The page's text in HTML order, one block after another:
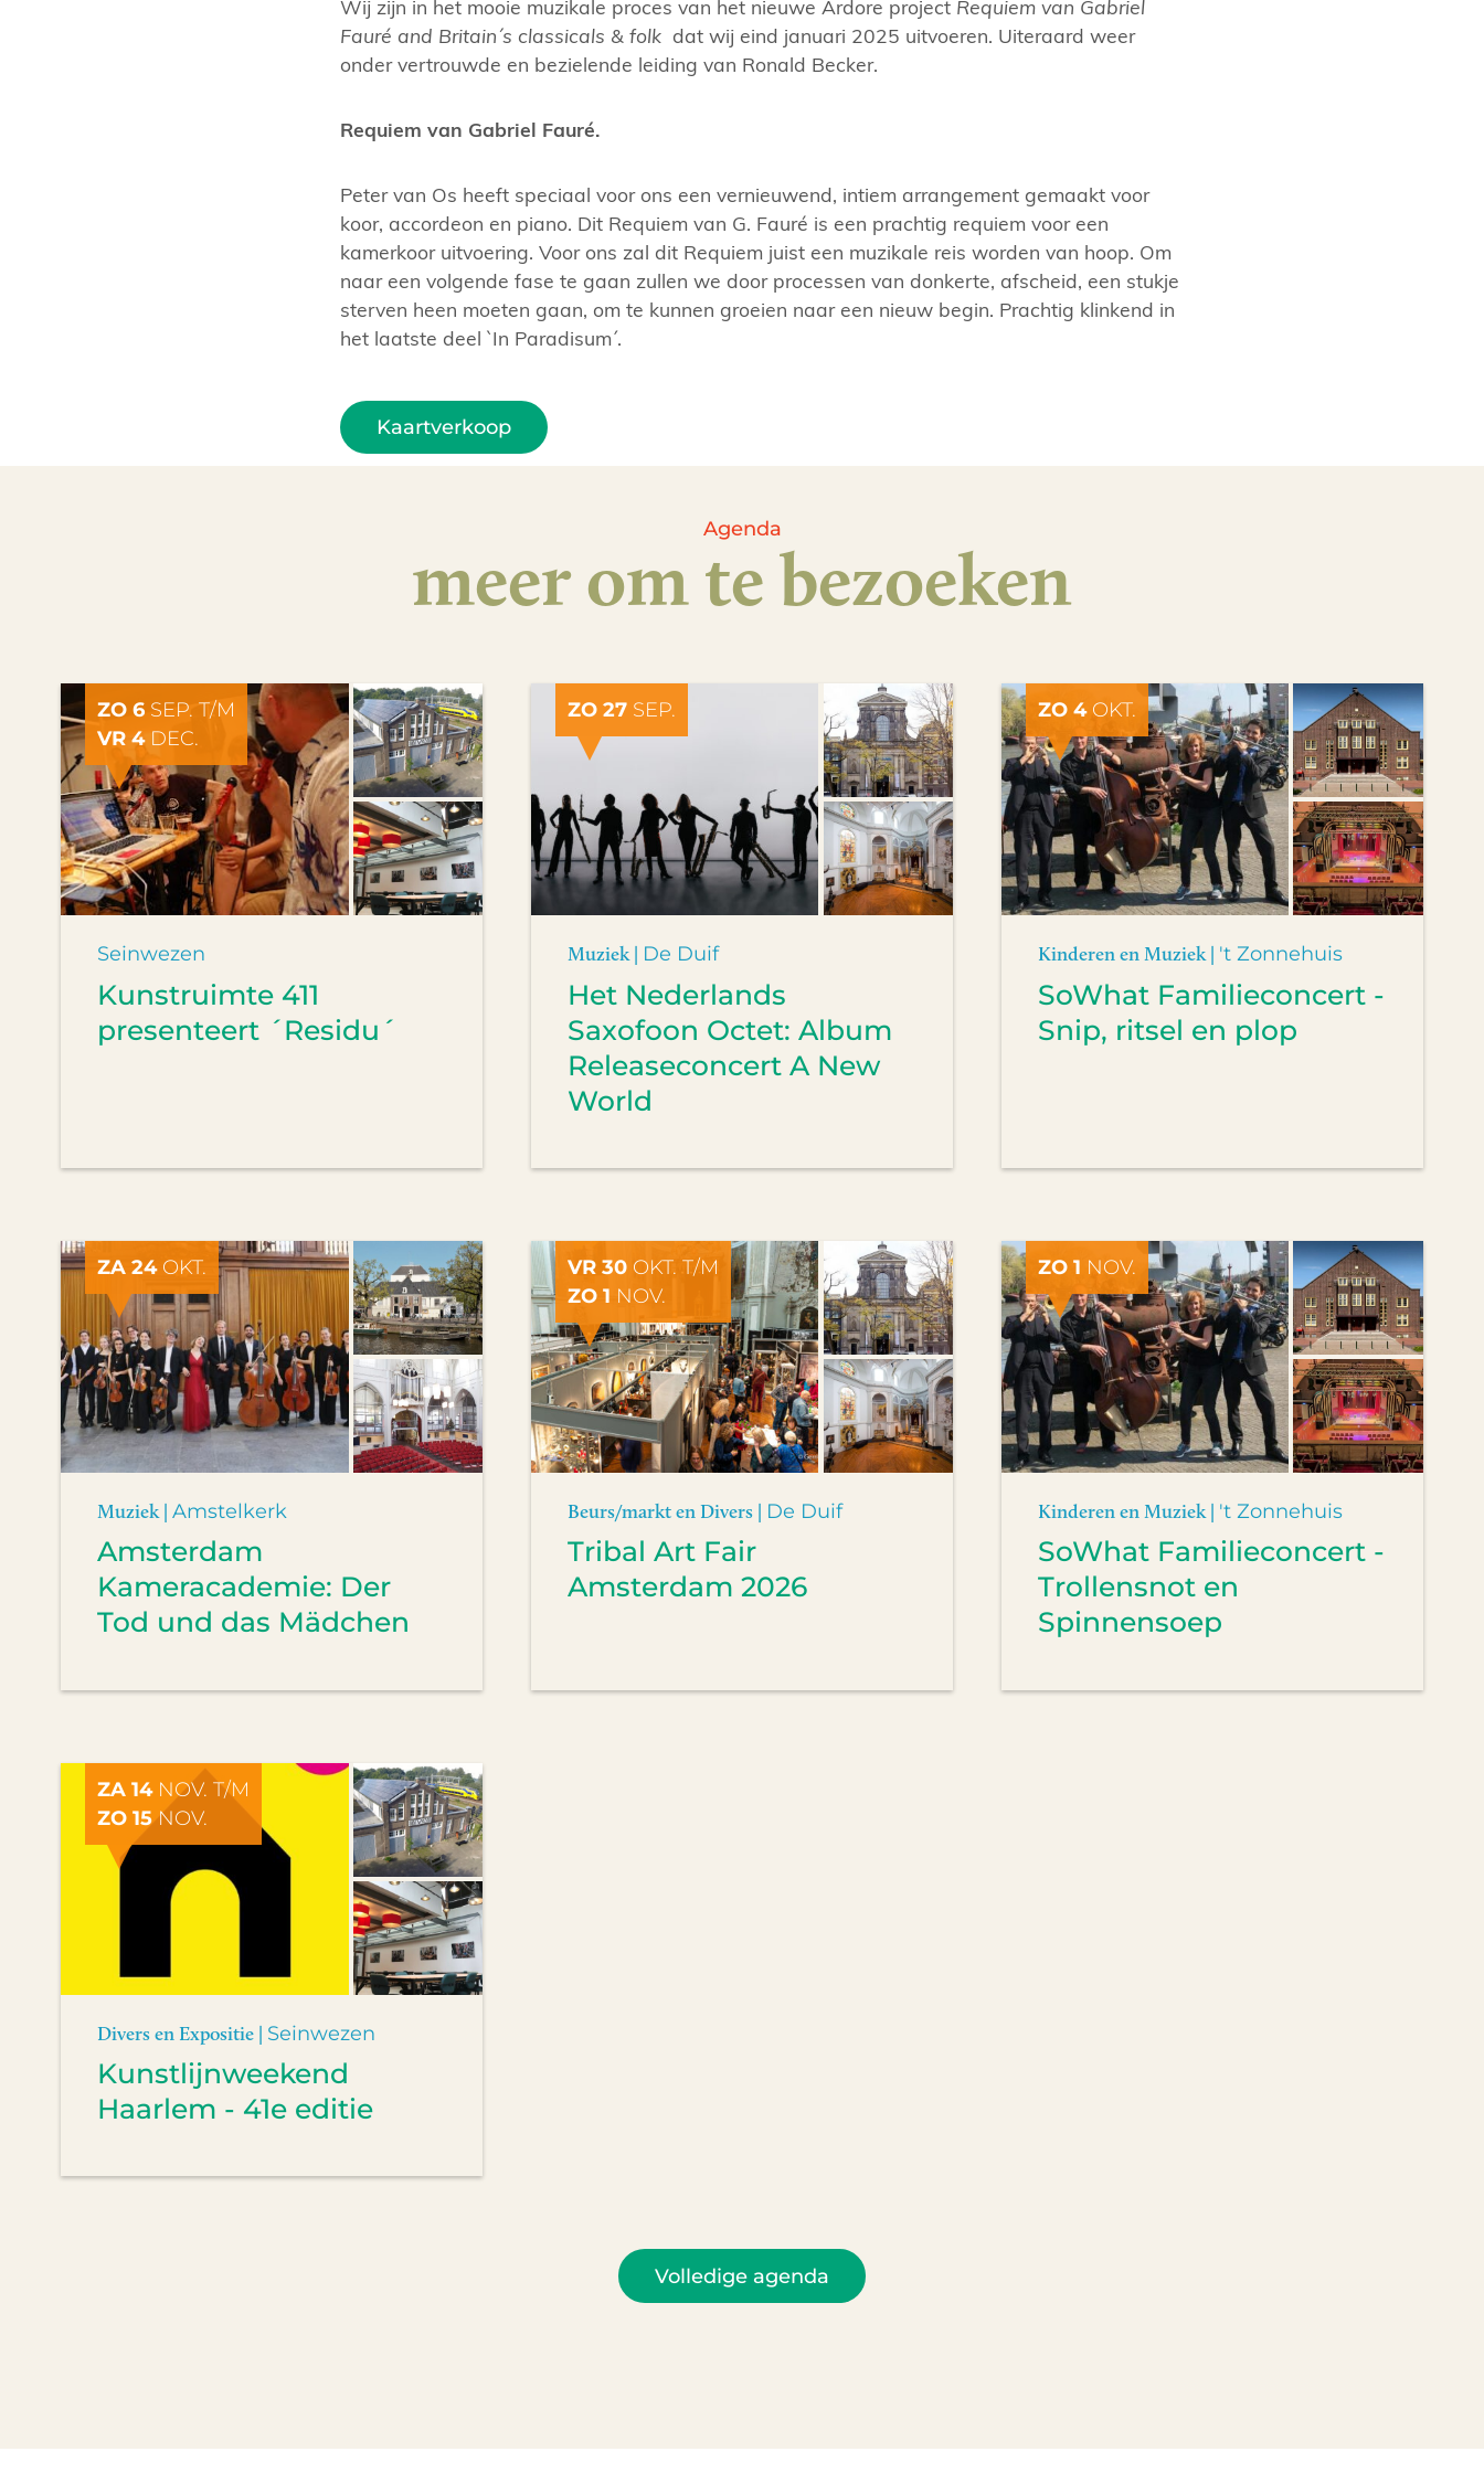
Wij zijn in het mooie muzikale proces van het nieuwe Ardore project Requiem van Gabriel
Fauré and Britain´s classicals & folk dat wij eind januari 2025 uitvoeren. Uiteraard weer
onder vertrouwde en bezielende leiding van Ronald Becker.
Requiem van Gabriel Fauré.
Peter van Os heeft speciaal voor ons een vernieuwend, intiem arrangement gemaakt voor
koor, accordeon en piano. Dit Requiem van G. Fauré is een prachtig requiem voor een
kamerkoor uitvoering. Voor ons zal dit Requiem juist een muzikale reis worden van hoop. Om
naar een volgende fase te gaan zullen we door processen van donkerte, afscheid, een stukje
sterven heen moeten gaan, om te kunnen groeien naar een nieuw begin. Prachtig klinkend in
het laatste deel `In Paradisum´.
Kaartverkoop
Agenda
meer om te bezoeken
ZO 6 SEP. T/M
VR 4DEC.
Seinwezen
Kunstruimte 411
presenteert ´Residu´
ZO 27SEP.
Muziek | De Duif
Het Nederlands
Saxofoon Octet: Album
Releaseconcert A New
World
ZO 4OKT.
Kinderen en Muziek | 't Zonnehuis
SoWhat Familieconcert -
Snip, ritsel en plop
ZA 24OKT.
Muziek | Amstelkerk
Amsterdam
Kameracademie: Der
Tod und das Mädchen
VR 30OKT. T/M
ZO 1 NOV.
Beurs/markt en Divers | De Duif
Tribal Art Fair
Amsterdam 2026
ZO 1 NOV.
Kinderen en Muziek | 't Zonnehuis
SoWhat Familieconcert -
Trollensnot en
Spinnensoep
ZA 14NOV. T/M
ZO 15NOV.
Divers en Expositie | Seinwezen
Kunstlijnweekend
Haarlem - 41e editie
Volledige agenda